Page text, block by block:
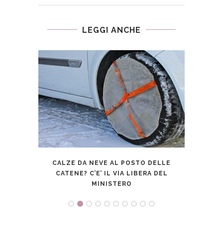
LEGGI ANCHE
CALZE DA NEVE AL POSTO DELLE
CATENE? C’E’ IL VIA LIBERA DEL
MINISTERO